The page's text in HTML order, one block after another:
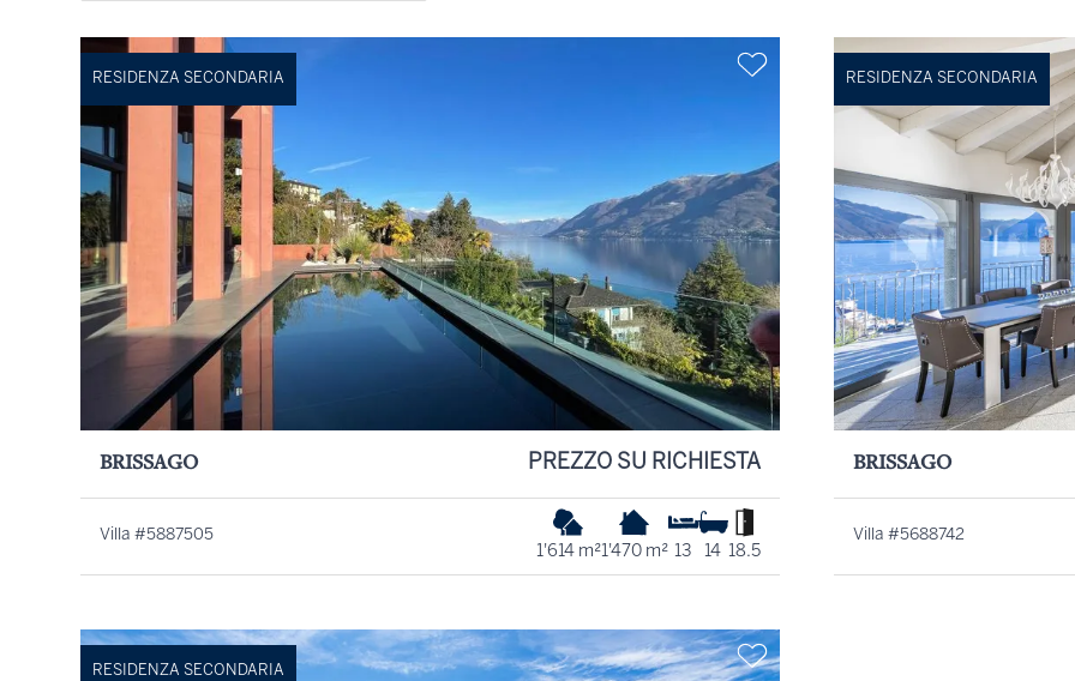
RESIDENZA SECONDARIA
BRISSAGO PREZZO SU RICHIESTA
Villa #5887505
1'614 m²1'470 m² 13 14 18.5
RESIDENZA SECONDARIA
BRISSAGO
Villa #5688742
RESIDENZA SECONDARIA